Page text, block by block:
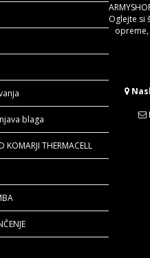
blaga
KOMARJI THERMACELL
Oglejte si